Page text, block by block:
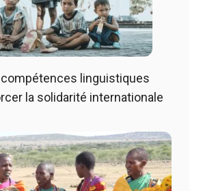
linguistiques
la solidarité internationale